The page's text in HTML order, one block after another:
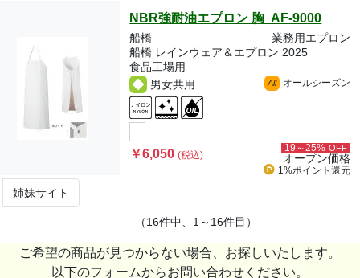
NBR強耐油エプロン 胸 AF-9000
船橋
業務用エプロン
船橋 レインウェア＆エプロン 2025
食品工場用
男女共用
All オールシーズン
￥6,050(税込)
19～25% OFF
オープン価格
1%ポイント 還元
姉妹サイト
（16件中、1～16件目）
ご希望の商品が見つからない場合、お探しいたします。
以下のフォームからお問い合わせください。